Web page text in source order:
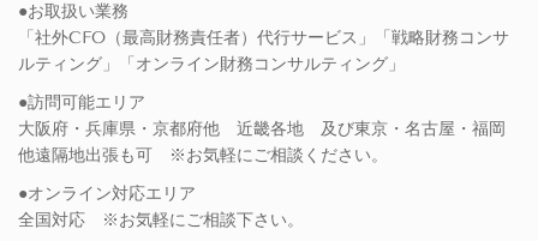
●お取扱い業務
「社外CFO（最高財務責任者）代行サービス」「戦略財務コンサ
ルティング」「オンライン財務コンサルティング」
●訪問可能エリア
大阪府・兵庫県・京都府他 近畿各地 及び東京・名古屋・福岡
他遠隔地出張も可 ※お気軽にご相談ください。
●オンライン対応エリア
全国対応 ※お気軽にご相談下さい。